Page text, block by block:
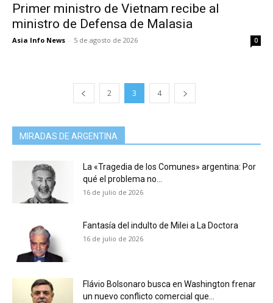
Primer ministro de Vietnam recibe al
ministro de Defensa de Malasia
Asia Info News - 5 de agosto de 2026 0
2 3 4
MIRADAS DE ARGENTINA
La «Tragedia de los Comunes» argentina: Por
qué el problema no...
16 de julio de 2026
Fantasía del indulto de Milei a La Doctora
16 de julio de 2026
Flávio Bolsonaro busca en Washington frenar
un nuevo conflicto comercial que...